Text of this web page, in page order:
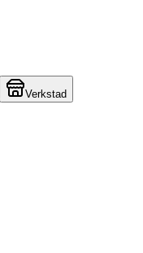
Verkstad